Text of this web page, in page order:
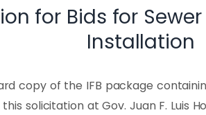
for Bids for
Installation
copy of the IFB package
solicitation at Gov. Juan F. Luis